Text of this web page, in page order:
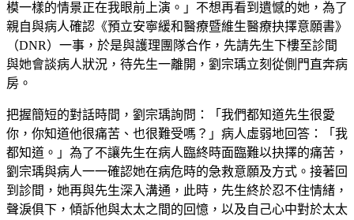
模一樣的情景正在我眼前上演。」不想再看到遺憾的她，為了
親自與病人確認《預立安寧緩和醫療暨維生醫療抉擇意願書》
（DNR）一事，於是與護理團隊合作，先請先生下樓至診間
與她會談病人狀況，待先生一離開，劉宗瑀立刻從側門直奔病
房。
把握簡短的對話時間，劉宗瑀詢問：「我們都知道先生很愛
你，你知道他很痛苦、也很難受嗎？」病人虛弱地回答：「我
都知道。」為了不讓先生在病人臨終時面臨難以抉擇的痛苦，
劉宗瑀與病人一一確認她在病危時的急救意願及方式。接著回
到診間，她再與先生深入溝通，此時，先生終於忍不住情緒，
聲淚俱下，傾訴他與太太之間的回憶，以及自己心中對於太太